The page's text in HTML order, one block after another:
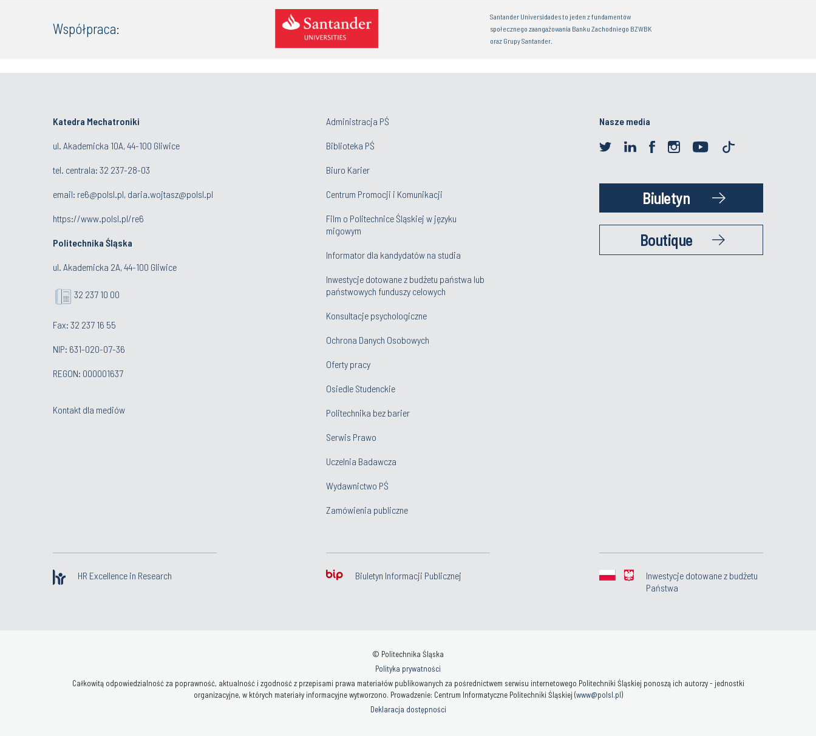
Współpraca:
Santander Universidades to jeden z fundamentów
społecznego zaangażowania Banku Zachodniego BZWBK
oraz Grupy Santander.
Katedra Mechatroniki
ul. Akademicka 10A, 44-100 Gliwice
tel. centrala: 32 237-28-03
email: re6@polsl.pl, daria.wojtasz@polsl.pl
https://www.polsl.pl/re6
Politechnika Śląska
ul. Akademicka 2A, 44-100 Gliwice
32 237 10 00
Fax: 32 237 16 55
NIP: 631-020-07-36
REGON: 000001637
Kontakt dla mediów
Administracja PŚ
Biblioteka PŚ
Biuro Karier
Centrum Promocji i Komunikacji
Film o Politechnice Śląskiej w języku
migowym
Informator dla kandydatów na studia
Inwestycje dotowane z budżetu państwa lub
państwowych funduszy celowych
Konsultacje psychologiczne
Ochrona Danych Osobowych
Oferty pracy
Osiedle Studenckie
Politechnika bez barier
Serwis Prawo
Uczelnia Badawcza
Wydawnictwo PŚ
Zamówienia publiczne
Nasze media
Biuletyn
Boutique
HR Excellence in Research Biuletyn Informacji Publicznej
Inwestycje dotowane z budżetu
Państwa
© Politechnika Śląska
Polityka prywatności
Całkowitą odpowiedzialność za poprawność, aktualność i zgodność z przepisami prawa materiałów publikowanych za pośrednictwem serwisu internetowego Politechniki Śląskiej ponoszą ich autorzy - jednostki
organizacyjne, w których materiały informacyjne wytworzono. Prowadzenie: Centrum Informatyczne Politechniki Śląskiej (www@polsl.pl)
Deklaracja dostępności